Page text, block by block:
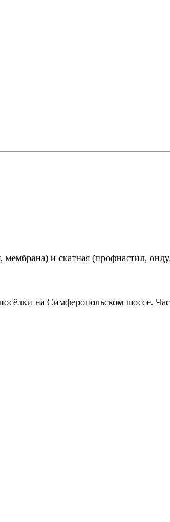
и скатная (профнастил,
на Симферопольском шоссе.